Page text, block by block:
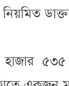
হাজার